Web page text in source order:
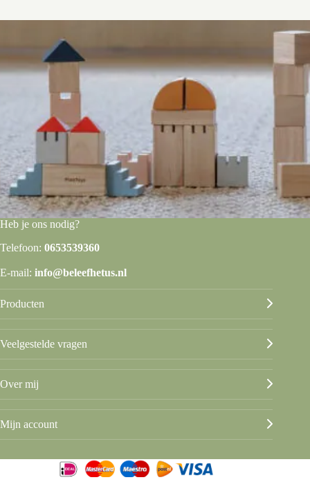
Heb je ons nodig?
Telefoon: 0653539360
E-mail: info@beleefhetus.nl
Producten
Veelgestelde vragen
Over mij
Mijn account